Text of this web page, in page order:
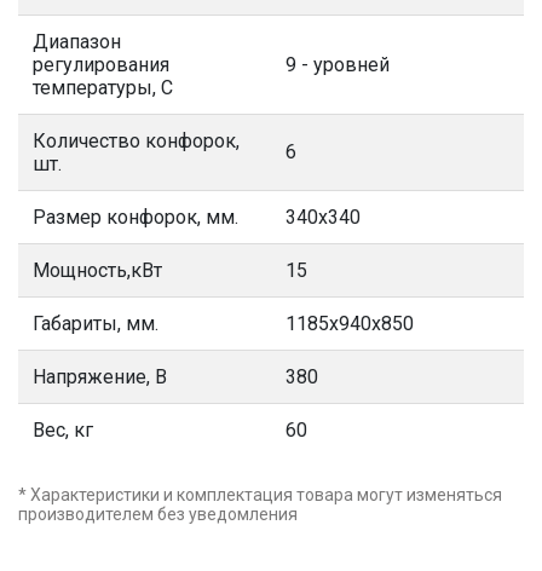
Диапазон
регулирования
температуры, С
9 - уровней
Количество конфорок,
шт.
6
Размер конфорок, мм. 340х340
Мощность,кВт 15
Габариты, мм. 1185х940х850
Напряжение, В 380
Вес, кг 60
* Характеристики и комплектация товара могут изменяться
производителем без уведомления